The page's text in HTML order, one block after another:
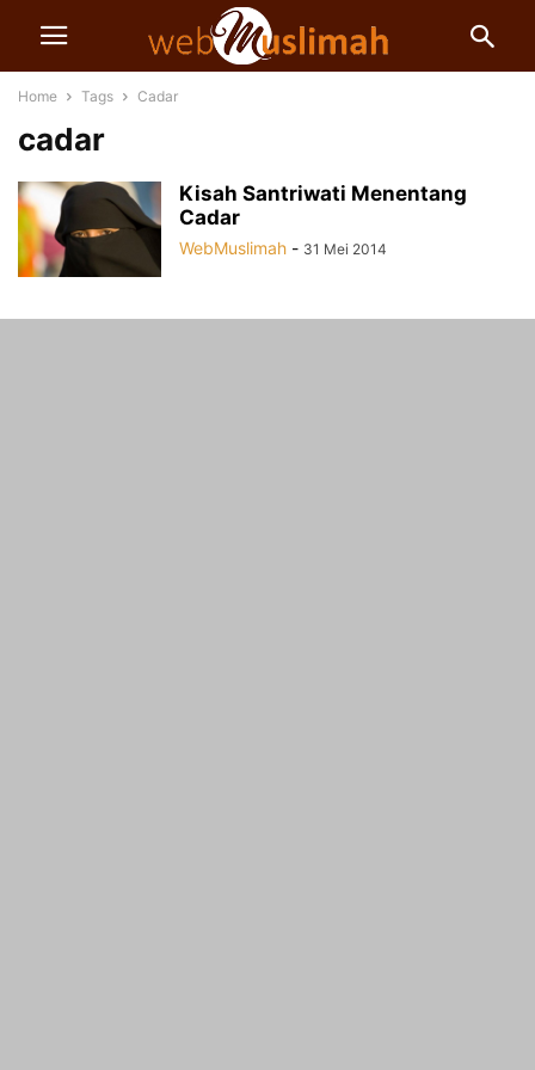
Home Tags Cadar
cadar
Kisah Santriwati Menentang
Cadar
WebMuslimah - 31 Mei 2014